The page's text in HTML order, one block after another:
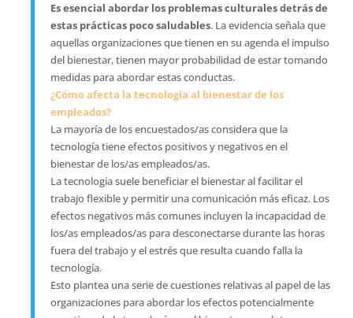
Es esencial abordar los problemas culturales detrás de
estas prácticas poco saludables. La evidencia señala que
aquellas organizaciones que tienen en su agenda el impulso
del bienestar, tienen mayor probabilidad de estar tomando
medidas para abordar estas conductas.
¿Cómo afecta la tecnología al bienestar de los
empleados?
La mayoría de los encuestados/as considera que la
tecnología tiene efectos positivos y negativos en el
bienestar de los/as empleados/as.
La tecnología suele beneficiar el bienestar al facilitar el
trabajo flexible y permitir una comunicación más eficaz. Los
efectos negativos más comunes incluyen la incapacidad de
los/as empleados/as para desconectarse durante las horas
fuera del trabajo y el estrés que resulta cuando falla la
tecnología.
Esto plantea una serie de cuestiones relativas al papel de las
organizaciones para abordar los efectos potencialmente